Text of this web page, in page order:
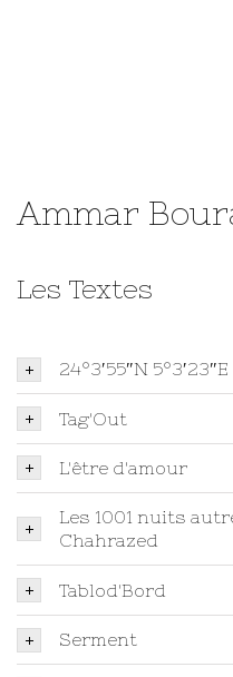
Ammar
Les Textes
24°3′55″N 5°3′23″E
Tag'Out
L'être d'amour
Les 1001 nuits
Chahrazed
Tablod'Bord
Serment